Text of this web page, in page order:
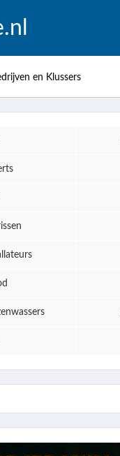
en Klussers